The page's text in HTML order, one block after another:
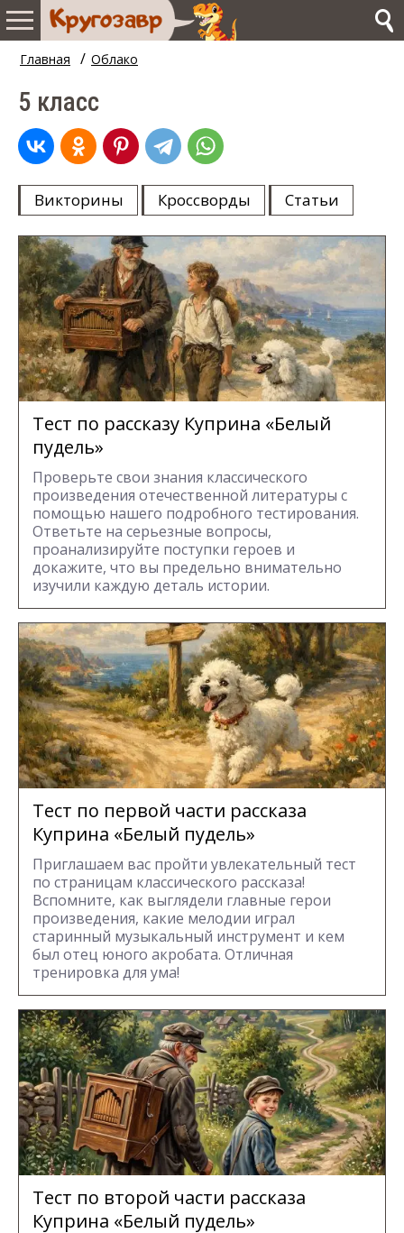
Главная / Облако
5 класс
Викторины Кроссворды Статьи
Тест по рассказу Куприна «Белый
пудель»
Проверьте свои знания классического
произведения отечественной литературы с
помощью нашего подробного тестирования.
Ответьте на серьезные вопросы,
проанализируйте поступки героев и
докажите, что вы предельно внимательно
изучили каждую деталь истории.
Тест по первой части рассказа
Куприна «Белый пудель»
Приглашаем вас пройти увлекательный тест
по страницам классического рассказа!
Вспомните, как выглядели главные герои
произведения, какие мелодии играл
старинный музыкальный инструмент и кем
был отец юного акробата. Отличная
тренировка для ума!
Тест по второй части рассказа
Куприна «Белый пудель»